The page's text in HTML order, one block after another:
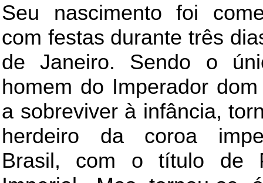
Seu nascimento foi
com festas durante três
de Janeiro. Sendo o
homem do Imperador
a sobreviver à infância,
herdeiro da coroa
Brasil, com o título de